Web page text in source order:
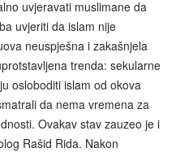
uvjeravati muslimane da
uvjeriti da islam nije
neuspješna i zakašnjela
trenda: sekularne
osloboditi islam od okova
da nema vremena za
Ovakav stav zauzeo je i
Rašid Rida. Nakon